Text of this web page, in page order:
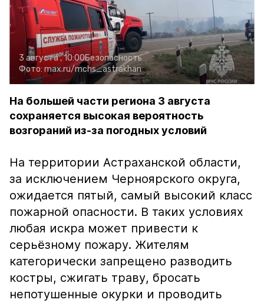
3 августа , 10:00Безопасность
Фото: max.ru/mchs_astrakhan
На большей части региона 3 августа
сохраняется высокая вероятность
возгораний из-за погодных условий
На территории Астраханской области,
за исключением Черноярского округа,
ожидается пятый, самый высокий класс
пожарной опасности. В таких условиях
любая искра может привести к
серьёзному пожару. Жителям
категорически запрещено разводить
костры, сжигать траву, бросать
непотушенные окурки и проводить